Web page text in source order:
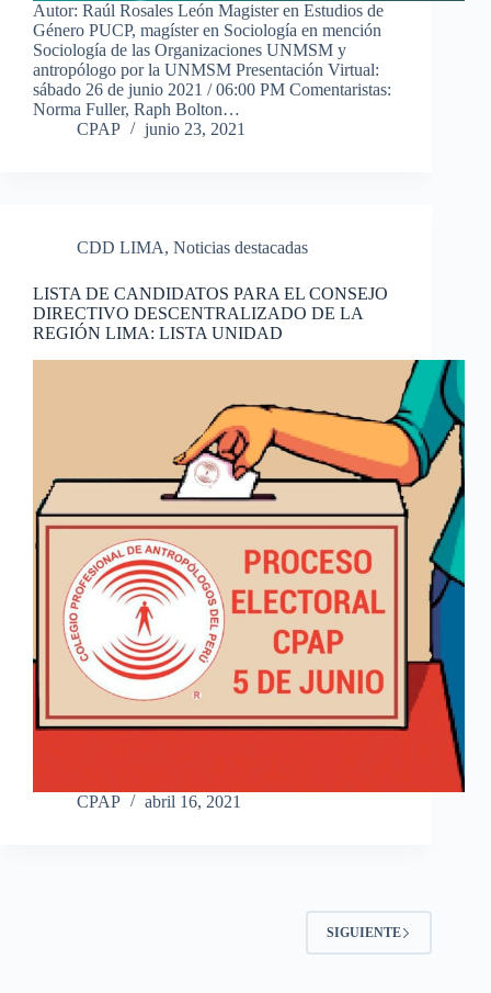
Autor: Raúl Rosales León Magister en Estudios de
Género PUCP, magíster en Sociología en mención
Sociología de las Organizaciones UNMSM y
antropólogo por la UNMSM Presentación Virtual:
sábado 26 de junio 2021 / 06:00 PM Comentaristas:
Norma Fuller, Raph Bolton…
CPAP
junio 23, 2021
CDD LIMA, Noticias destacadas
LISTA DE CANDIDATOS PARA EL CONSEJO
DIRECTIVO DESCENTRALIZADO DE LA
REGIÓN LIMA: LISTA UNIDAD
CPAP abril 16, 2021
SIGUIENTE